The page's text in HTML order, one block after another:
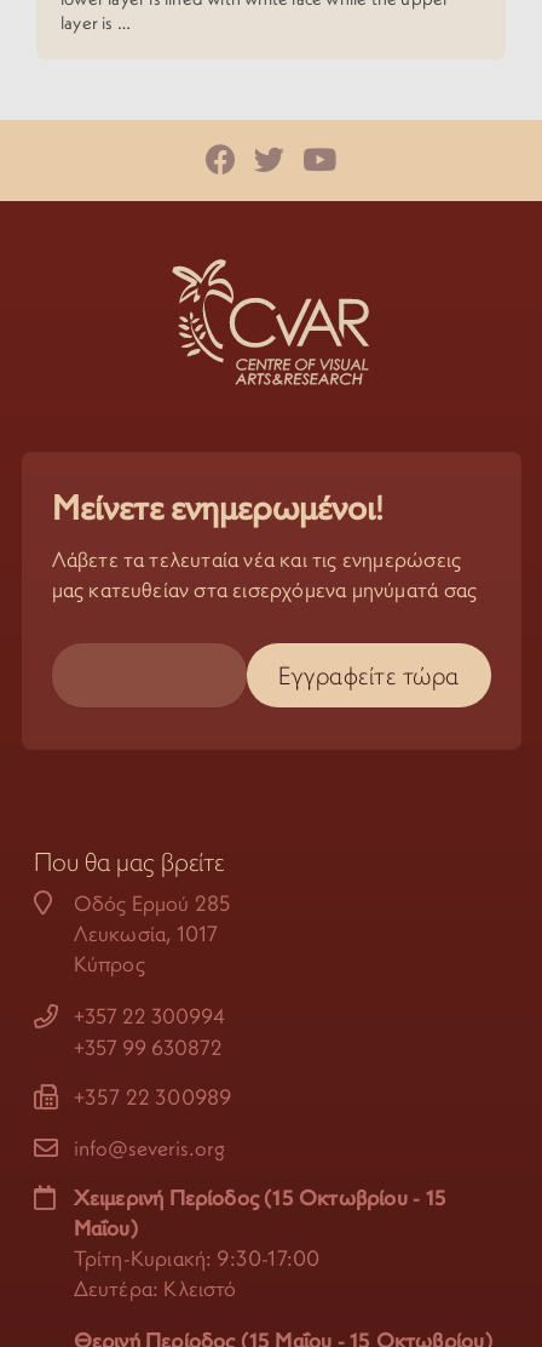
layer is …
Μείνετε ενημερωμένοι!
Λάβετε τα τελευταία νέα και τις ενημερώσεις
μας κατευθείαν στα εισερχόμενα μηνύματά σας
Που θα μας βρείτε
Οδός Ερμού 285
Λευκωσία, 1017
Κύπρος
+357 22 300994
+357 99 630872
+357 22 300989
info@severis.org
Χειμερινή Περίοδος (15 Οκτωβρίου - 15
Μαΐου)
Τρίτη-Κυριακή: 9:30-17:00
Δευτέρα: Κλειστό
Θερινή Περίοδος (15 Μαΐου - 15 Οκτωβρίου)